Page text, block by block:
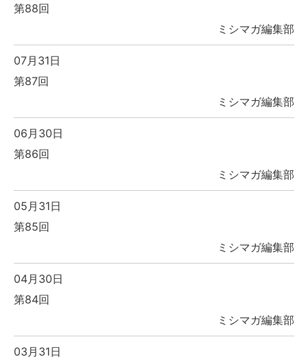
第88回
ミシマガ編集部
07月31日
第87回
ミシマガ編集部
06月30日
第86回
ミシマガ編集部
05月31日
第85回
ミシマガ編集部
04月30日
第84回
ミシマガ編集部
03月31日